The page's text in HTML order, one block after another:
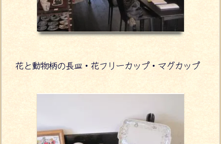
花と動物柄の長皿・花フリーカップ・マグカップ